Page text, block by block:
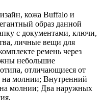
кожа Buffalo и
образ данной
с документами, ключи,
личные вещи для
ремень через
небольшие
отличающиеся от
молнии; Внутренний
молнии; Два наружных